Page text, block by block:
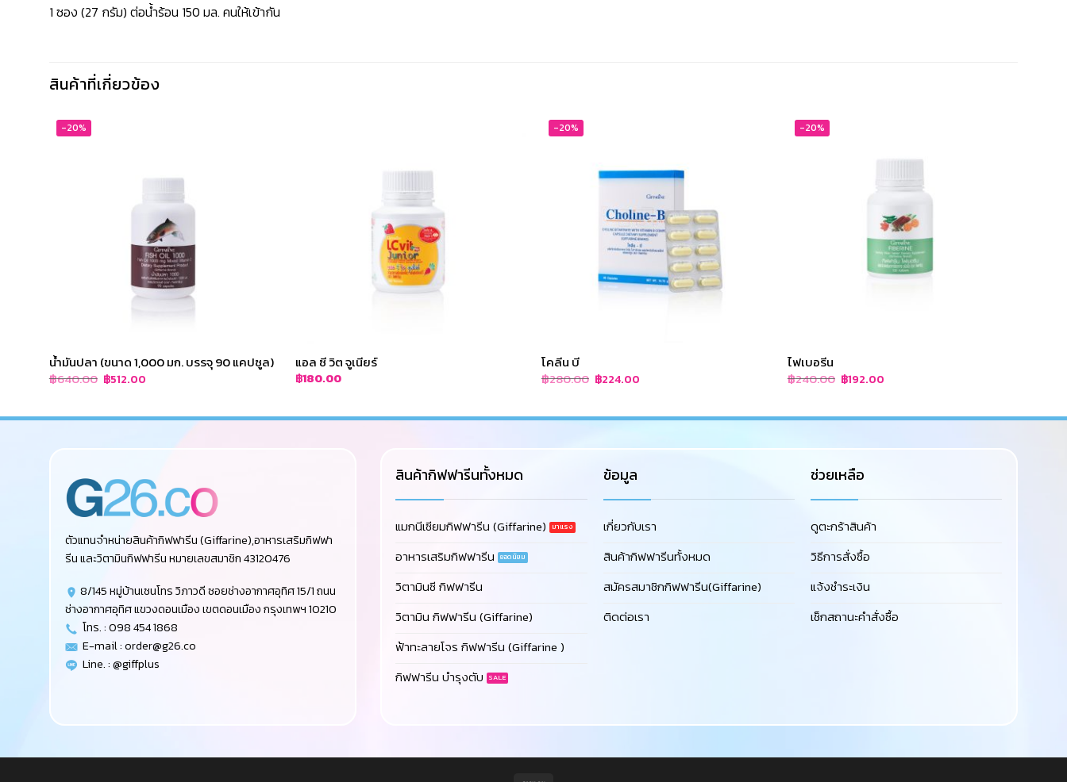
1 ซอง (27 กรัม) ต่อน้ำร้อน 150 มล. คนให้เข้ากัน
สินค้าที่เกี่ยวข้อง
-20%
น้ำมันปลา (ขนาด 1,000 มก. บรรจุ 90 แคปซูล)
฿640.00 Original
price
฿512.00
แอล ซี วิต จูเนียร์
฿180.00
-20%
โคลีน บี
฿280.00 Original
price
฿224.00
-20%
ไฟเบอรีน
฿240.00 Original
price
฿192.00
ตัวแทนจำหน่ายสินค้ากิฟฟารีน (Giffarine),อาหารเสริมกิฟฟา
รีน และวิตามินกิฟฟารีน หมายเลขสมาชิก 43120476
8/145 หมู่บ้านเซนโทร วิภาวดี ซอยช่างอากาศอุทิศ 15/1 ถนน
ช่างอากาศอุทิศ แขวงดอนเมือง เขตดอนเมือง กรุงเทพฯ 10210
โทร. : 098 454 1868
E-mail :order@g26.co
Line. : @giffplus
สินค้ากิฟฟารีนทั้งหมด
แมกนีเซียมกิฟฟารีน (Giffarine)
อาหารเสริมกิฟฟารีน
วิตามินซี กิฟฟารีน
วิตามิน กิฟฟารีน (Giffarine)
ฟ้าทะลายโจร กิฟฟารีน (Giffarine )
กิฟฟารีน บำรุงตับ
ข้อมูล
เกี่ยวกับเรา
สินค้ากิฟฟารีนทั้งหมด
สมัครสมาชิกกิฟฟารีน(Giffarine)
ติดต่อเรา
ช่วยเหลือ
ดูตะกร้าสินค้า
วิธีการสั่งซื้อ
แจ้งชำระเงิน
เช็กสถานะคำสั่งซื้อ